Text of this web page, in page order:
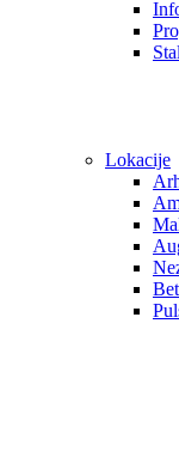
Lokacije